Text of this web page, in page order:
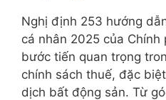
Nghị định 253 hướng
cá nhân 2025 của
bước tiến quan trọng
chính sách thuế, đặc
dịch bất động sản. Từ